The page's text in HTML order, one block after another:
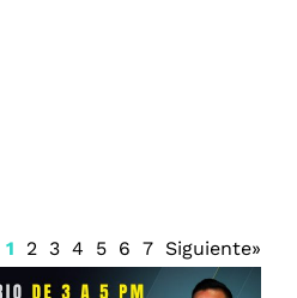
1 2 3 4 5 6 7 Siguiente»